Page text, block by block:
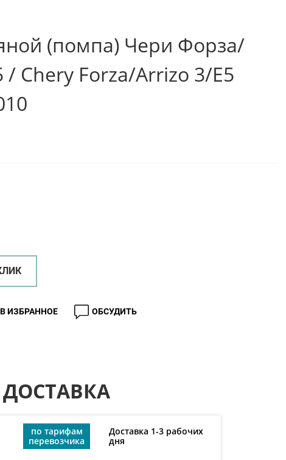
(помпа) Чери Форза/
/ Chery Forza/Arrizo 3/E5
В ИЗБРАННОЕ ОБСУДИТЬ
ДОСТАВКА
по тарифам
перевозчика
Доставка 1-3 рабочих
дня